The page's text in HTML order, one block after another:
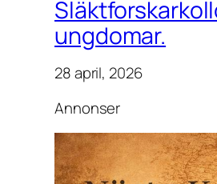
ungdomar.
28 april, 2026
Annonser